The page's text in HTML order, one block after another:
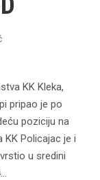
KK Kleka,
pripao je po
poziciju na
KK Policajac je i
u sredini